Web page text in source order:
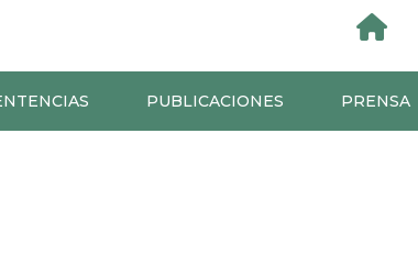
PUBLICACIONES PRENSA